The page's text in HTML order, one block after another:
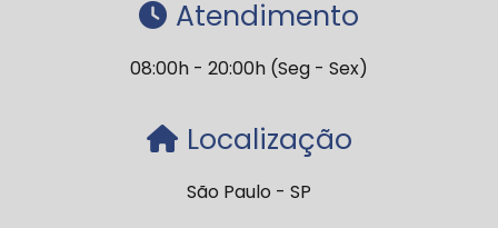
Atendimento
08:00h - 20:00h (Seg - Sex)
Localização
São Paulo - SP